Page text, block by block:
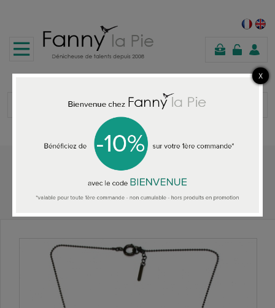
panier
Accueil
TOUS LES COLLIERS
Les Femmes à Barbes Collier Pop Bicolore Bleu/Moutarde